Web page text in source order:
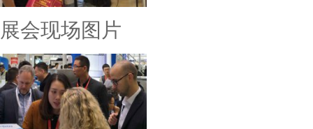
展会现场图片